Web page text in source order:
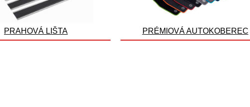
PRAHOVÁ LIŠTA PRÉMIOVÁ AUTOKOBEREC